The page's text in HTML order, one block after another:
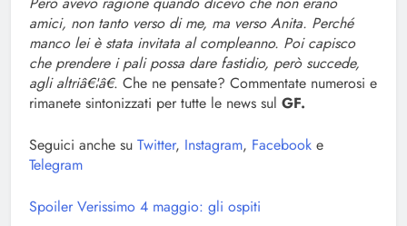
amici, non tanto verso di me, ma verso Anita. Perché
manco lei è stata invitata al compleanno. Poi capisco
che prendere i pali possa dare fastidio, però succede,
agli altriâ€¦â€. Che ne pensate? Commentate numerosi e
rimanete sintonizzati per tutte le news sul GF.
Seguici anche su Twitter, Instagram, Facebook e
Telegram
Spoiler Verissimo 4 maggio: gli ospiti